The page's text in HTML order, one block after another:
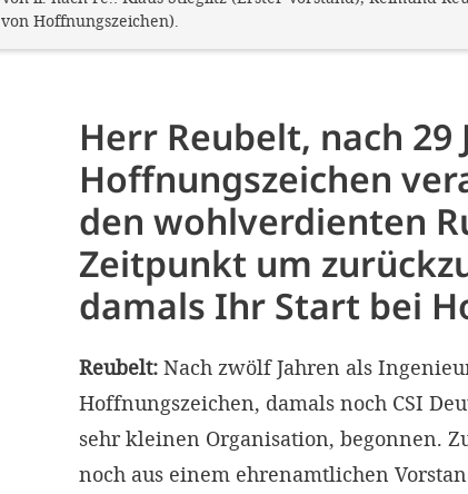
von Hoffnungszeichen).
Herr Reubelt, nach 29
Hoffnungszeichen
den wohlverdienten
Zeitpunkt um
damals Ihr Start bei
Reubelt: Nach zwölf Jahren als
Hoffnungszeichen, damals noch CSI
sehr kleinen Organisation, begonnen.
noch aus einem ehrenamtlichen